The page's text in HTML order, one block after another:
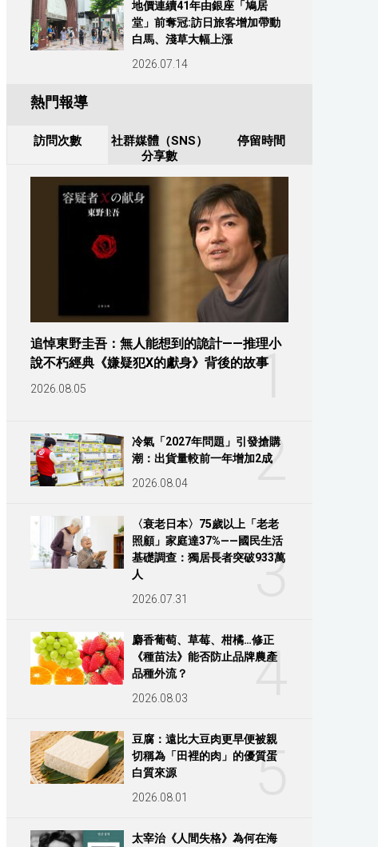
地價連續41年由銀座「鳩居
堂」前奪冠:訪日旅客增加帶動
白馬、淺草大幅上漲
2026.07.14
熱門報導
訪問次數
社群媒體（SNS）
分享數
停留時間
1
追悼東野圭吾：無人能想到的詭計——推理小
說不朽經典《嫌疑犯X的獻身》背後的故事
2026.08.05
2
冷氣「2027年問題」引發搶購
潮：出貨量較前一年增加2成
2026.08.04
3
〈衰老日本〉75歲以上「老老
照顧」家庭達37%——國民生活
基礎調查：獨居長者突破933萬
人
2026.07.31
4
麝香葡萄、草莓、柑橘…修正
《種苗法》能否防止品牌農產
品種外流？
2026.08.03
5
豆腐：遠比大豆肉更早便被親
切稱為「田裡的肉」的優質蛋
白質來源
2026.08.01
太宰治《人間失格》為何在海